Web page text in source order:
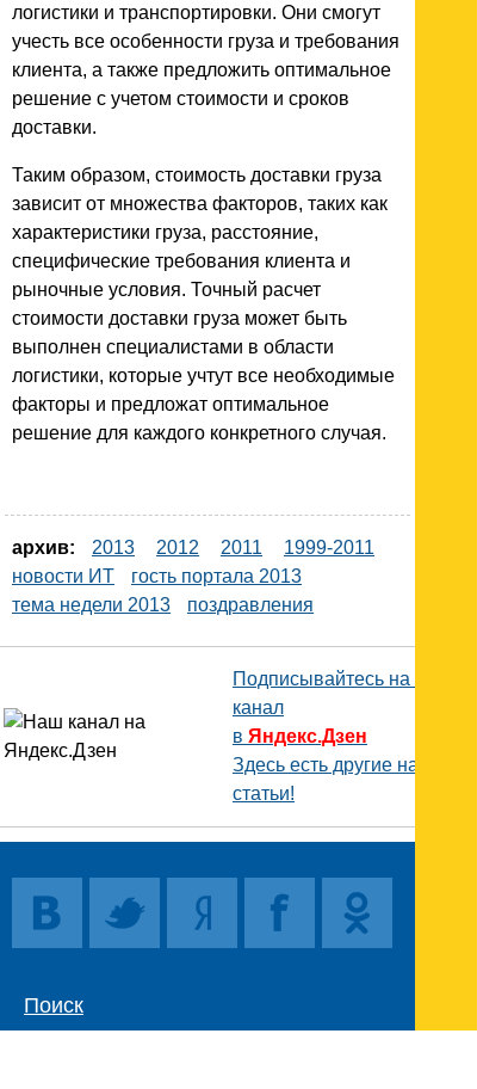
логистики и транспортировки. Они смогут
учесть все особенности груза и требования
клиента, а также предложить оптимальное
решение с учетом стоимости и сроков
доставки.
Таким образом, стоимость доставки груза
зависит от множества факторов, таких как
характеристики груза, расстояние,
специфические требования клиента и
рыночные условия. Точный расчет
стоимости доставки груза может быть
выполнен специалистами в области
логистики, которые учтут все необходимые
факторы и предложат оптимальное
решение для каждого конкретного случая.
архив: 2013 2012 2011
1999-2011
новости ИТ
гость портала 2013
тема недели 2013
поздравления
Подписывайтесь на наш
канал
в Яндекс.Дзен
Здесь есть другие наши
статьи!
Поиск